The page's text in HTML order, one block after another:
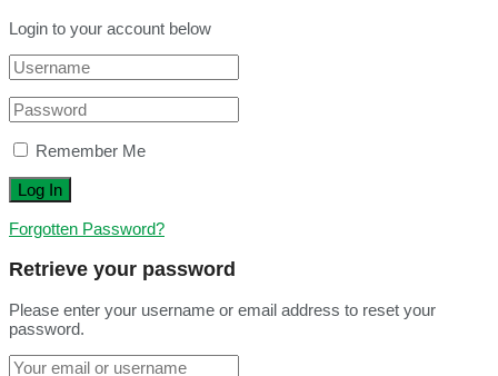
Login to your account below
Remember Me
Forgotten Password?
Retrieve your password
Please enter your username or email address to reset your
password.